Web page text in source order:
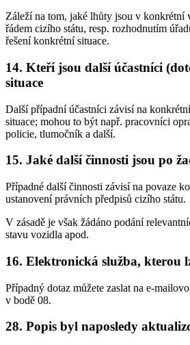
Záleží na tom, jaké lhůty jsou v konkrétní
řádem cizího státu, resp. rozhodnutím
řešení konkrétní situace.
14. Kteří jsou další účastníci
situace
Další případní účastníci závisí na
situace; mohou to být např. pracovníci
policie, tlumočník a další.
15. Jaké další činnosti jsou po
Případné další činnosti závisí na povaze
ustanovení právních předpisů cizího státu.
V zásadě je však žádáno podání
stavu vozidla apod.
16. Elektronická služba, kterou
Případný dotaz můžete zaslat na e-
v bodě 08.
28. Popis byl naposledy